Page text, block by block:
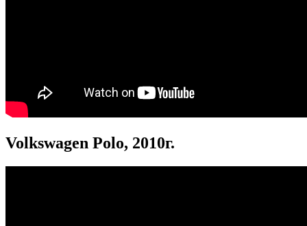
Volkswagen Polo, 2010г.